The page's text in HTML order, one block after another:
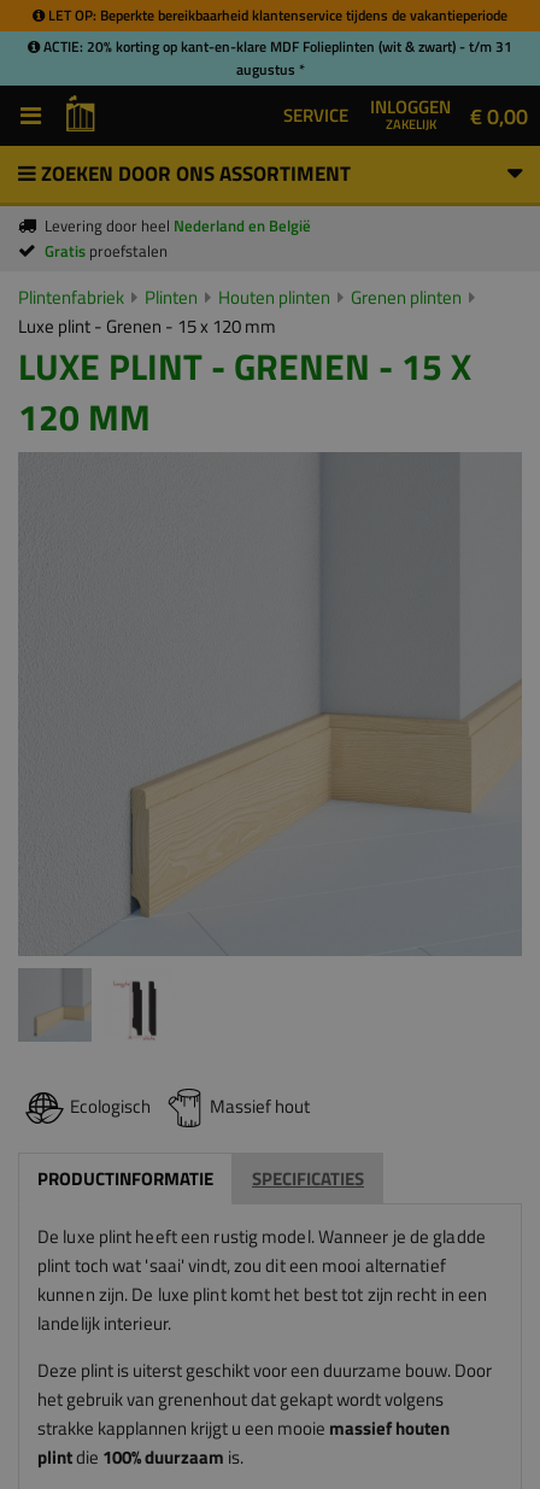
LET OP: Beperkte bereikbaarheid klantenservice tijdens de vakantieperiode
ACTIE: 20% korting op kant-en-klare MDF Folieplinten (wit & zwart) - t/m 31
augustus *
SERVICE INLOGGEN
ZAKELIJK € 0,00
ZOEKEN DOOR ONS ASSORTIMENT
Levering door heel Nederland en België
Gratis proefstalen
Plintenfabriek Plinten Houten plinten
Grenen plinten
Luxe plint - Grenen - 15 x 120 mm
LUXE PLINT - GRENEN - 15 X
120 MM
Ecologisch Massief hout
PRODUCTINFORMATIE SPECIFICATIES
De luxe plint heeft een rustig model. Wanneer je de gladde
plint toch wat 'saai' vindt, zou dit een mooi alternatief
kunnen zijn. De luxe plint komt het best tot zijn recht in een
landelijk interieur.
Deze plint is uiterst geschikt voor een duurzame bouw. Door
het gebruik van grenenhout dat gekapt wordt volgens
strakke kapplannen krijgt u een mooie massief houten
plintdie 100% duurzaam is.